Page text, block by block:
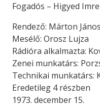
Fogadós – Higyed Imre
Rendező: Márton János
Mesélő: Orosz Lujza
Rádióra alkalmazta:
Zenei munkatárs:
Technikai munkatárs:
Eredetileg 4 részben
1973. december 15.